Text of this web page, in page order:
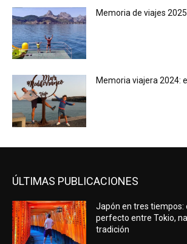
Memoria de viajes
Memoria viajera 2024:
ÚLTIMAS PUBLICACIONES
Japón en tres tiempos:
perfecto entre Tokio,
tradición